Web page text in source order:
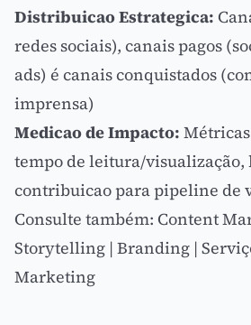
Distribuicao Estrategica:
redes sociais), canais pagos
ads) é canais conquistados
imprensa)
Medicao de Impacto:
tempo de leitura/visualização,
contribuicao para pipeline de
Consulte também: Content
Storytelling | Branding |
Marketing